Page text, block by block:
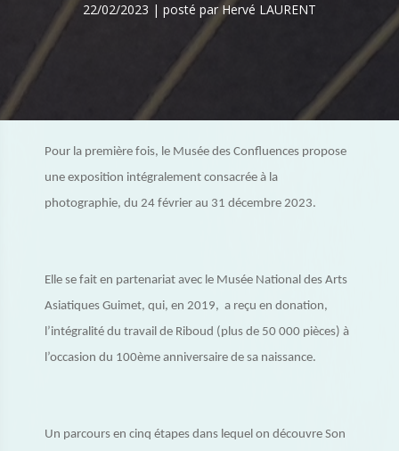
22/02/2023 | posté par Hervé LAURENT
Pour la première fois, le Musée des Confluences propose
une exposition intégralement consacrée à la
photographie, du 24 février au 31 décembre 2023.
Elle se fait en partenariat avec le Musée National des Arts
Asiatiques Guimet, qui, en 2019, a reçu en donation,
l’intégralité du travail de Riboud (plus de 50 000 pièces) à
l’occasion du 100ème anniversaire de sa naissance.
Un parcours en cinq étapes dans lequel on découvre Son